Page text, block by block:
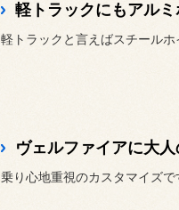
軽トラックにもアル
ヴェルファイアに大人
乗り心地重視のカスタマイズで